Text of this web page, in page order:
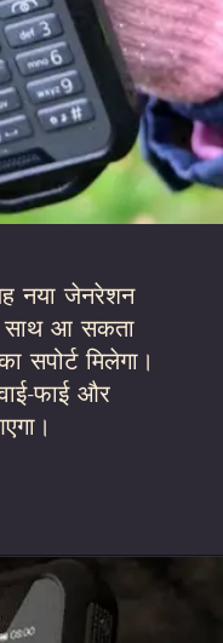
नया जेनरेशन
आ सकता
मिलेगा।
फाई और